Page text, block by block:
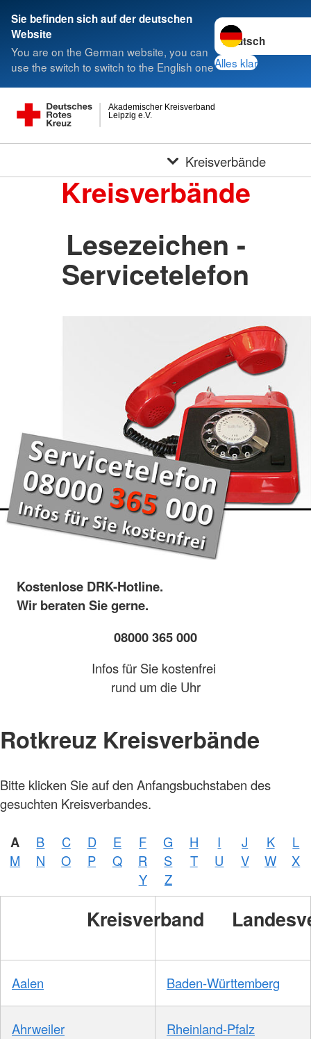
Sie befinden sich auf der deutschen
Website
You are on the German website, you can
use the switch to switch to the English one
Sprache wechseln
Alles klar
Leipzig e.V.
Akademischer Kreisverband
Kreisverbände
Kreisverbände
Lesezeichen -
Servicetelefon
Kostenlose DRK-Hotline.
Wir beraten Sie gerne.
08000 365 000
Infos für Sie kostenfrei
rund um die Uhr
Rotkreuz Kreisverbände
Bitte klicken Sie auf den Anfangsbuchstaben des
gesuchten Kreisverbandes.
A B C D E F G H I J K
L
M
N O P Q R S T U V W
X
Y
Z
Kreisverband
Aalen Baden-Württemberg
Ahrweiler Rheinland-Pfalz
Foto:
DRKS